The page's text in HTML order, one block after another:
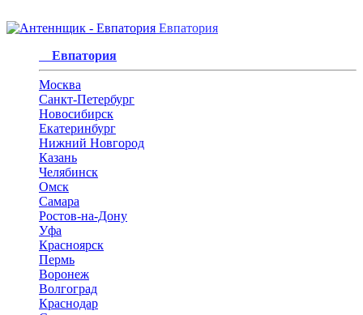
Евпатория
Евпатория
Москва
Санкт-Петербург
Новосибирск
Екатеринбург
Нижний Новгород
Казань
Челябинск
Омск
Самара
Ростов-на-Дону
Уфа
Красноярск
Пермь
Воронеж
Волгоград
Краснодар